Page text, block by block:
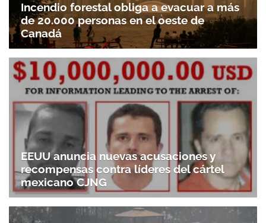
Incendio forestal obliga a evacuar a más
de 20.000 personas en el oeste de
Canadá
EEUU anuncia nuevas acusaciones y
recompensas contra líderes del cártel
mexicano CJNG